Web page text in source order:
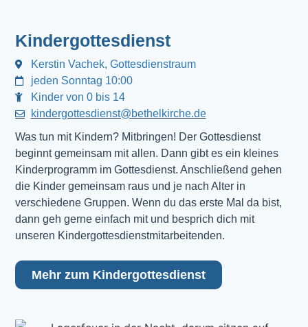
Kindergottesdienst
Kerstin Vachek, Gottesdienstraum
jeden Sonntag 10:00
Kinder von 0 bis 14
kindergottesdienst@bethelkirche.de
Was tun mit Kindern? Mitbringen! Der Gottesdienst
beginnt gemeinsam mit allen. Dann gibt es ein kleines
Kinderprogramm im Gottesdienst. Anschließend gehen
die Kinder gemeinsam raus und je nach Alter in
verschiedene Gruppen. Wenn du das erste Mal da bist,
dann geh gerne einfach mit und besprich dich mit
unseren Kindergottesdienstmitarbeitenden.
Mehr zum Kindergottesdienst